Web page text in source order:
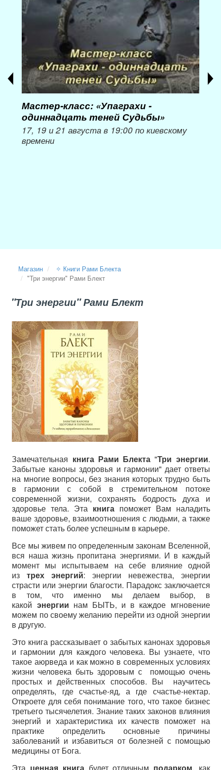
Мастер-класс: «Упаграхи -
одиннадцать теней Судьбы»
17, 19 и 21 августа в 19:00 по киевскому
времени
Магазин
✧ Книги Рами Блекта
"Три энергии" Рами Блект
"Три энергии" Рами Блект
Замечательная книга Рами Блекта"Три энергии.
Забытые каноны здоровья и гармонии" дает ответы
на многие вопросы, без знания которых трудно быть
в гармонии с собой в стремительном потоке
современной жизни, сохранять бодрость духа и
здоровье тела. Эта книга поможет Вам наладить
ваше здоровье, взаимоотношения с людьми, а также
поможет стать более успешным в карьере.
Все мы живем по определенным законам Вселенной,
вся наша жизнь пропитана энергиями. И в каждый
момент мы испытываем на себе влияние одной
из трех энергий: энергии невежества, энергии
страсти или энергии благости. Парадокс заключается
в том, что именно мы делаем выбор, в
какой энергии нам БЫТЬ, и в каждое мгновение
можем по своему желанию перейти из одной энергии
в другую.
Это книга рассказывает о забытых канонах здоровья
и гармонии для каждого человека. Вы узнаете, что
такое аюрведа и как можно в современных условиях
жизни человека быть здоровым с помощью очень
простых и действенных способов. Вы научитесь
определять, где счастье-яд, а где счастье-нектар.
Откроете для себя понимание того, что такое бизнес
третьего тысячелетия. Знание таких законов влияния
энергий и характеристика их качеств поможет на
практике определить основные причины
заболеваний и избавиться от болезней с помощью
медицины от Бога.
Эта ценная книгабудет отличным подарком, как